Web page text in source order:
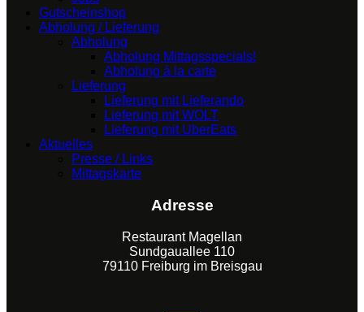
Gutscheinshop
Abholung / Lieferung
Abholung
Abholung Mittagsspecials!
Abholung á la carte
Lieferung
Lieferung mit Lieferando
Lieferung mit WOLT
Lieferung mit UberEats
Aktuelles
Presse / Links
Mittagskarte
Adresse
Restaurant Magellan
Sundgauallee 110
79110 Freiburg im Breisgau